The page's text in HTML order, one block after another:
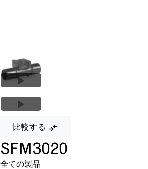
比較する
SFM3020
全ての製品